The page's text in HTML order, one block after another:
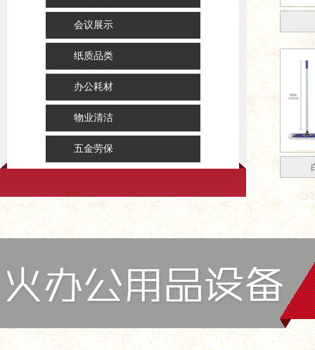
会议展示
纸质品类
办公耗材
物业清洁
五金劳保